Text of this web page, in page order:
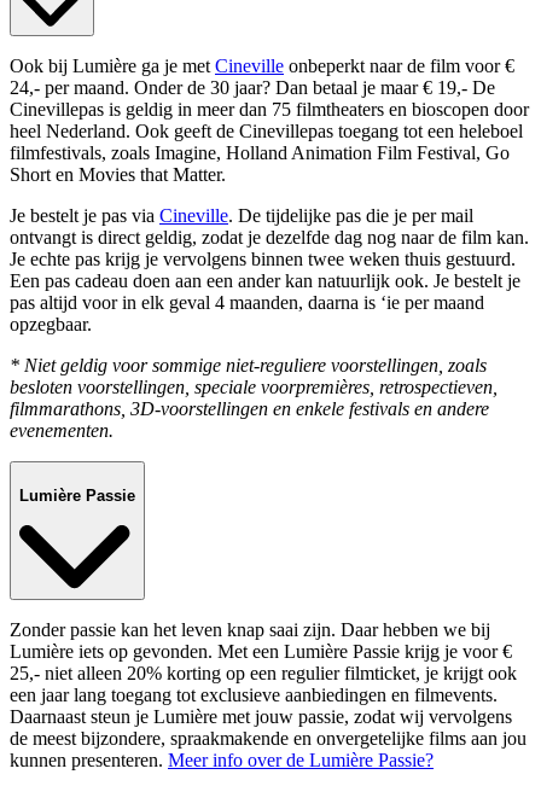
Ook bij Lumière ga je met Cineville onbeperkt naar de film voor €
24,- per maand. Onder de 30 jaar? Dan betaal je maar € 19,- De
Cinevillepas is geldig in meer dan 75 filmtheaters en bioscopen door
heel Nederland. Ook geeft de Cinevillepas toegang tot een heleboel
filmfestivals, zoals Imagine, Holland Animation Film Festival, Go
Short en Movies that Matter.
Je bestelt je pas via Cineville. De tijdelijke pas die je per mail
ontvangt is direct geldig, zodat je dezelfde dag nog naar de film kan.
Je echte pas krijg je vervolgens binnen twee weken thuis gestuurd.
Een pas cadeau doen aan een ander kan natuurlijk ook. Je bestelt je
pas altijd voor in elk geval 4 maanden, daarna is ‘ie per maand
opzegbaar.
* Niet geldig voor sommige niet-reguliere voorstellingen, zoals
besloten voorstellingen, speciale voorpremières, retrospectieven,
filmmarathons, 3D-voorstellingen en enkele festivals en andere
evenementen.
Lumière Passie
Zonder passie kan het leven knap saai zijn. Daar hebben we bij
Lumière iets op gevonden. Met een Lumière Passie krijg je voor €
25,- niet alleen 20% korting op een regulier filmticket, je krijgt ook
een jaar lang toegang tot exclusieve aanbiedingen en filmevents.
Daarnaast steun je Lumière met jouw passie, zodat wij vervolgens
de meest bijzondere, spraakmakende en onvergetelijke films aan jou
kunnen presenteren. Meer info over de Lumière Passie?